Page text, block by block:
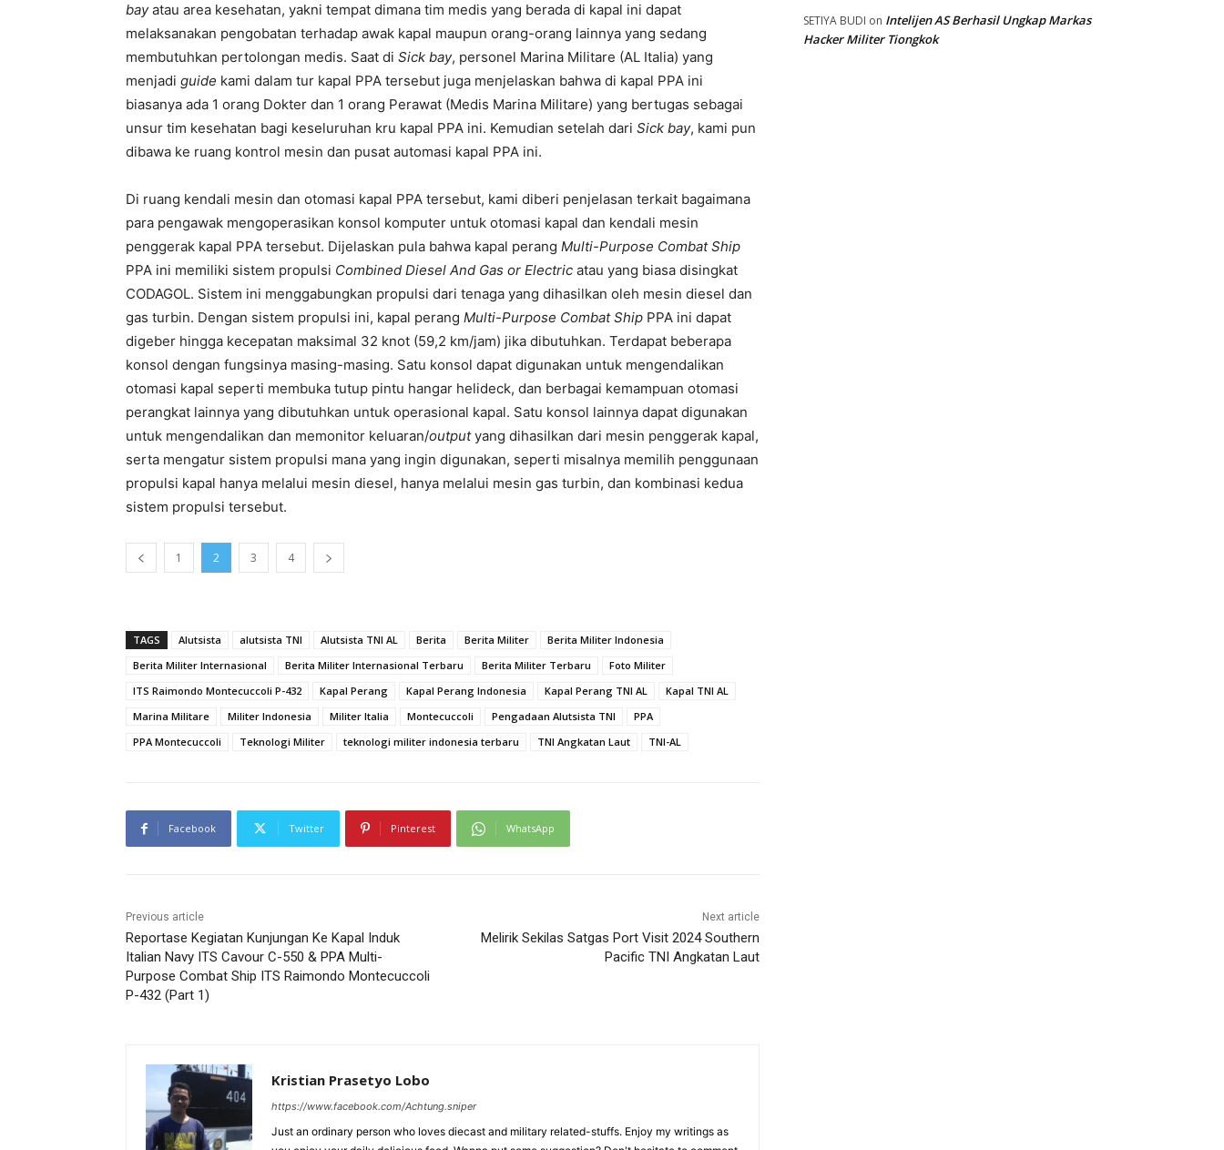
bayatau area kesehatan, yakni tempat dimana tim medis yang berada di kapal ini dapat
melaksanakan pengobatan terhadap awak kapal maupun orang-orang lainnya yang sedang
membutuhkan pertolongan medis. Saat di Sick bay, personel Marina Militare (AL Italia) yang
menjadi guide kami dalam tur kapal PPA tersebut juga menjelaskan bahwa di kapal PPA ini
biasanya ada 1 orang Dokter dan 1 orang Perawat (Medis Marina Militare) yang bertugas sebagai
unsur tim kesehatan bagi keseluruhan kru kapal PPA ini. Kemudian setelah dari Sick bay, kami pun
dibawa ke ruang kontrol mesin dan pusat automasi kapal PPA ini.
Di ruang kendali mesin dan otomasi kapal PPA tersebut, kami diberi penjelasan terkait bagaimana
para pengawak mengoperasikan konsol komputer untuk otomasi kapal dan kendali mesin
penggerak kapal PPA tersebut. Dijelaskan pula bahwa kapal perang Multi-Purpose Combat Ship
PPA ini memiliki sistem propulsi Combined Diesel And Gas or Electric atau yang biasa disingkat
CODAGOL. Sistem ini menggabungkan propulsi dari tenaga yang dihasilkan oleh mesin diesel dan
gas turbin. Dengan sistem propulsi ini, kapal perang Multi-Purpose Combat Ship PPA ini dapat
digeber hingga kecepatan maksimal 32 knot (59,2 km/jam) jika dibutuhkan. Terdapat beberapa
konsol dengan fungsinya masing-masing. Satu konsol dapat digunakan untuk mengendalikan
otomasi kapal seperti membuka tutup pintu hangar helideck, dan berbagai kemampuan otomasi
perangkat lainnya yang dibutuhkan untuk operasional kapal. Satu konsol lainnya dapat digunakan
untuk mengendalikan dan memonitor keluaran/outputyang dihasilkan dari mesin penggerak kapal,
serta mengatur sistem propulsi mana yang ingin digunakan, seperti misalnya memilih penggunaan
propulsi kapal hanya melalui mesin diesel, hanya melalui mesin gas turbin, dan kombinasi kedua
sistem propulsi tersebut.
1 2 3 4
TAGS Alutsista alutsista TNI Alutsista TNI AL Berita Berita Militer
Berita Militer Indonesia
Berita Militer Internasional
Berita Militer Internasional Terbaru Berita Militer Terbaru
Foto Militer
ITS Raimondo Montecuccoli P-432
Kapal Perang Kapal Perang Indonesia Kapal Perang TNI AL
Kapal TNI AL
Marina Militare
Militer Indonesia Militer Italia Montecuccoli Pengadaan Alutsista TNI
PPA
PPA Montecuccoli
Teknologi Militer teknologi militer indonesia terbaru TNI Angkatan Laut TNI-AL
Facebook Twitter Pinterest WhatsApp
Previous article
Reportase Kegiatan Kunjungan Ke Kapal Induk
Italian Navy ITS Cavour C-550 & PPA Multi-
Purpose Combat Ship ITS Raimondo Montecuccoli
P-432 (Part 1)
Next article
Melirik Sekilas Satgas Port Visit 2024 Southern
Pacific TNI Angkatan Laut
Kristian Prasetyo Lobo
https://www.facebook.com/Achtung.sniper
Just an ordinary person who loves diecast and military related-stuffs. Enjoy my writings as
SETIYA BUDI on Intelijen AS Berhasil Ungkap Markas
Hacker Militer Tiongkok